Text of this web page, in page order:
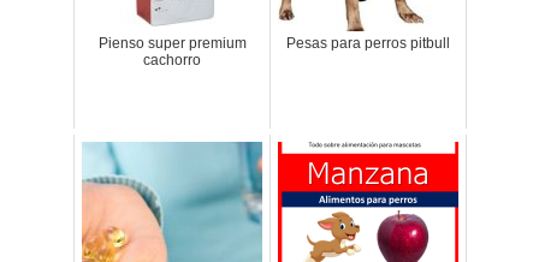
Pienso super premium
cachorro
Pesas para perros pitbull